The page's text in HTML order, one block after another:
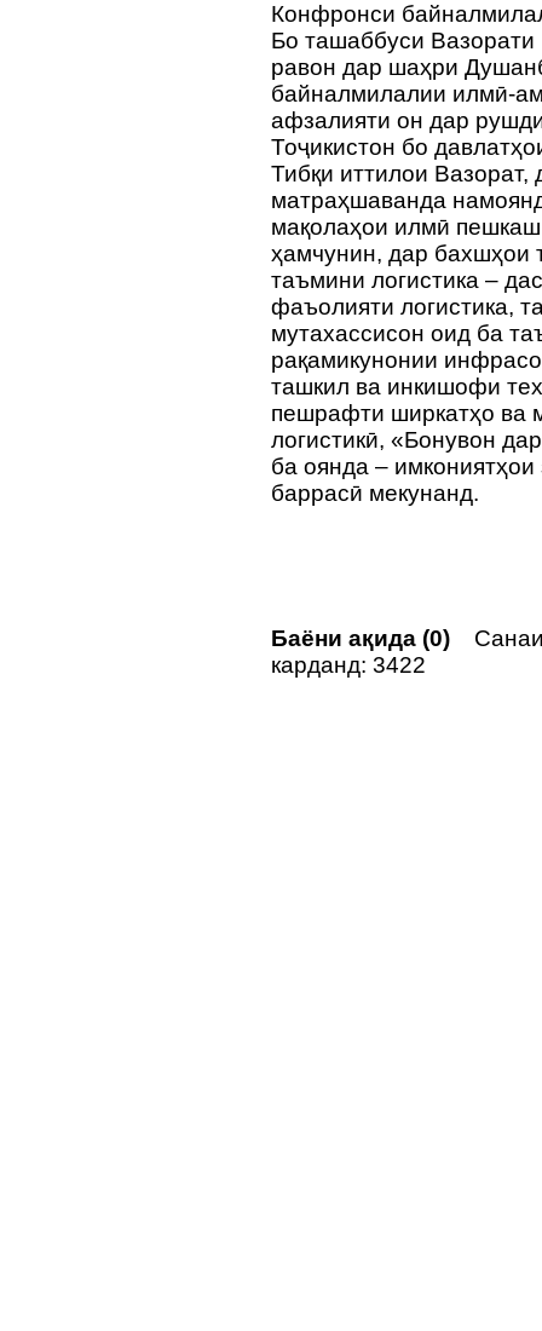
Конфронси
Бо ташаббуси Вазорати
равон дар шаҳри
байналмилалии илмӣ-
афзалияти он дар
Тоҷикистон бо
Тибқи иттилои
матраҳшаванда
мақолаҳои илмӣ
ҳамчунин, дар бахшҳои
таъмини логистика –
фаъолияти логистика,
мутахассисон оид ба
рақамикунонии
ташкил ва инкишофи
пешрафти ширкатҳо ва
логистикӣ, «Бонувон
ба оянда –
баррасӣ мекунанд.
Баёни ақида (0)
карданд: 3422